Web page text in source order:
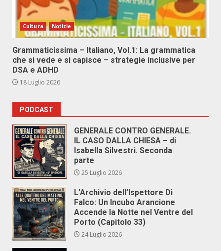
Cultura Notizie
Grammaticissima – Italiano, Vol.1: La grammatica
che si vede e si capisce – strategie inclusive per
DSA e ADHD
18 Luglio 2026
PODCAST
GENERALE CONTRO GENERALE.
IL CASO DALLA CHIESA – di
Isabella Silvestri. Seconda
parte
25 Luglio 2026
L’Archivio dell’Ispettore Di
Falco: Un Incubo Arancione
Accende la Notte nel Ventre del
Porto (Capitolo 33)
24 Luglio 2026